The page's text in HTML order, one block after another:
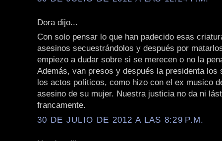
Dora dijo...
Con solo pensar lo que han padecido esas
asesinos secuestrándolos y después por
empiezo a dudar sobre si se merecen o no la
Además, van presos y después la presidenta los
los actos políticos, como hizo con el ex musico
asesino de su mujer. Nuestra justicia no da ni
francamente.
30 DE JULIO DE 2012 A LAS 8:29 P.M.